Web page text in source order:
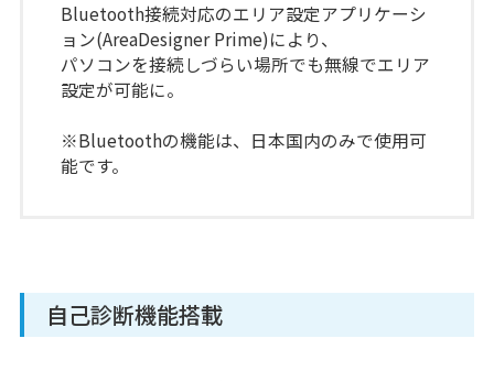
Bluetooth接続対応のエリア設定アプリケーシ
ョン(AreaDesigner Prime)により、
パソコンを接続しづらい場所でも無線でエリア
設定が可能に。
※Bluetoothの機能は、日本国内のみで使用可
能です。
自己診断機能搭載